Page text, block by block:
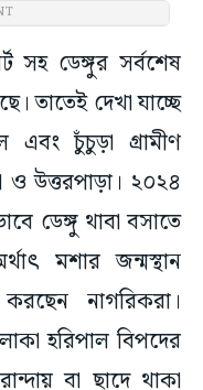
সহ ডেঙ্গুর সর্বশেষ
তাতেই দেখা যাচ্ছে
এবং চুঁচুড়া গ্রামীণ
উত্তরপাড়া। ২০২৪
ডেঙ্গু থাবা বসাতে
মশার জন্মস্থান
নাগরিকরা।
হরিপাল বিপদের
বা ছাদে থাকা